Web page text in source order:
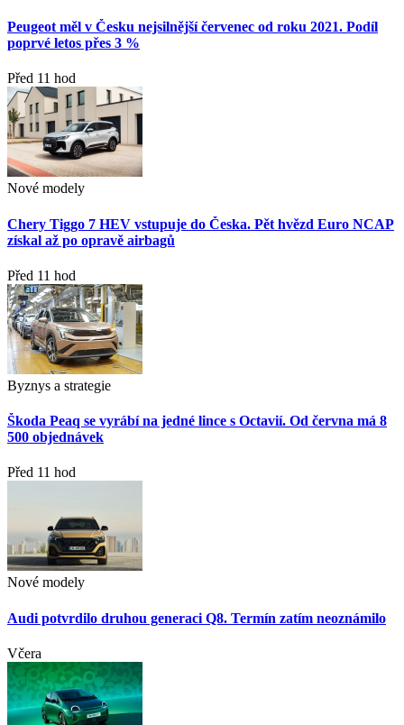
Peugeot měl v Česku nejsilnější červenec od roku 2021. Podíl
poprvé letos přes 3 %
Před 11 hod
Nové modely
Chery Tiggo 7 HEV vstupuje do Česka. Pět hvězd Euro NCAP
získal až po opravě airbagů
Před 11 hod
Byznys a strategie
Škoda Peaq se vyrábí na jedné lince s Octavií. Od června má 8
500 objednávek
Před 11 hod
Nové modely
Audi potvrdilo druhou generaci Q8. Termín zatím neoznámilo
Včera